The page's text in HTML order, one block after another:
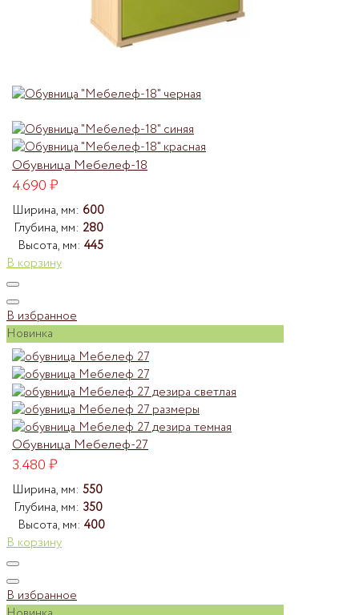
Обувница Мебелеф-18
4.690₽
Ширина, мм: 600
Глубина, мм: 280
Высота, мм: 445
В корзину
В избранное
Новинка
Обувница Мебелеф-27
3.480₽
Ширина, мм: 550
Глубина, мм: 350
Высота, мм: 400
В корзину
В избранное